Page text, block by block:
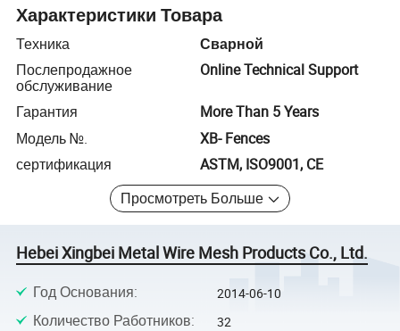
Характеристики Товара
Техника
Сварной
Послепродажное
обслуживание
Online Technical Support
Гарантия
More Than 5 Years
Модель №.
XB- Fences
сертификация
ASTM, ISO9001, CE
Просмотреть Больше
Hebei Xingbei Metal Wire Mesh Products Co., Ltd.
Год Основания: 2014-06-10
Количество Работников: 32